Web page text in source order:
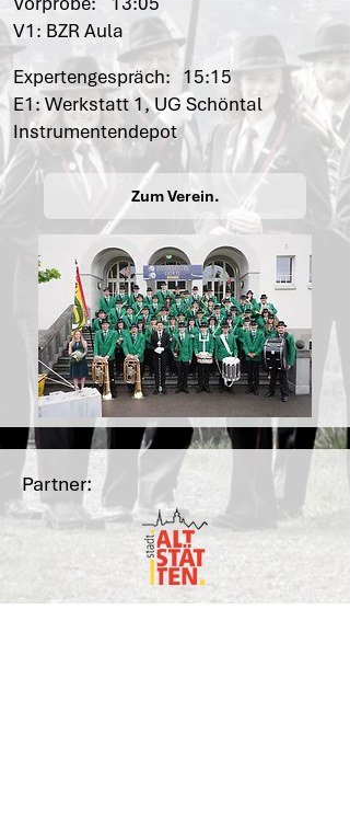
V1: BZR Aula
Expertengespräch: 15:15
E1: Werkstatt 1, UG Schöntal
Instrumentendepot
Zum Verein.
Partner: